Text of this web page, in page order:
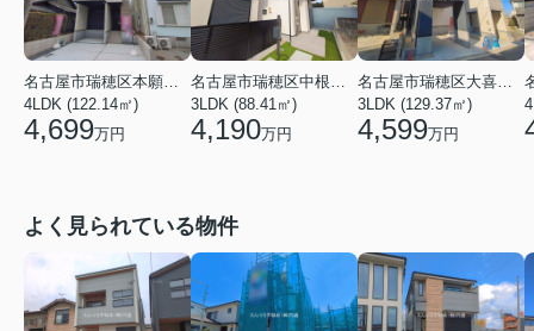
名古屋市瑞穂区本願寺町１丁目
4LDK (122.14㎡)
4,699万円
名古屋市瑞穂区中根町３丁目
3LDK (88.41㎡)
4,190万円
名古屋市瑞穂区大喜町５丁目
3LDK (129.37㎡)
4,599万円
よく見られている物件